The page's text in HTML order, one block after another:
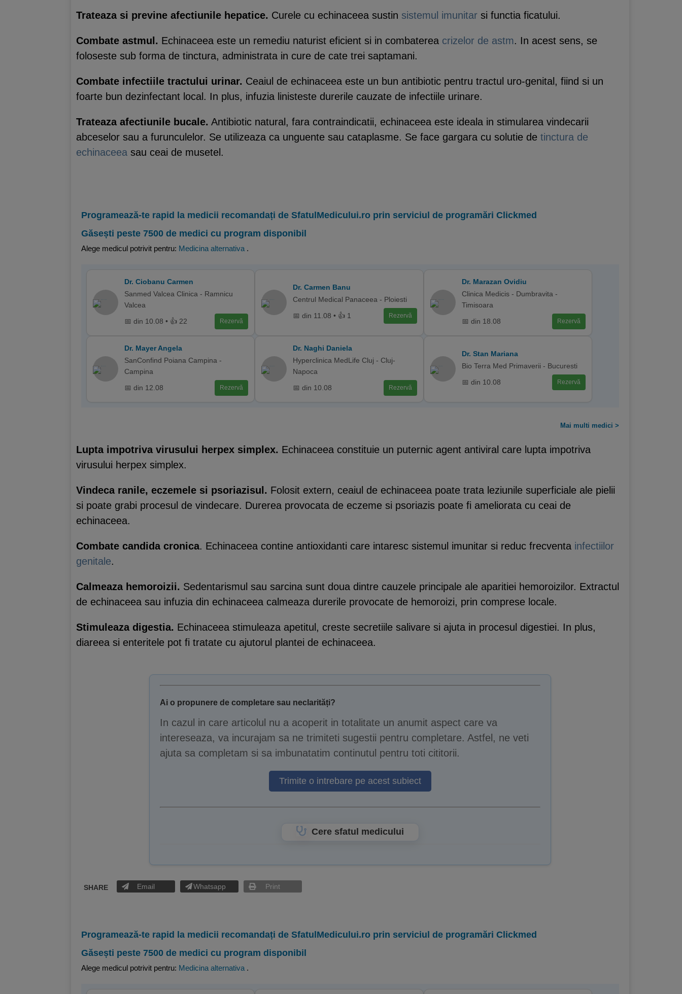
Trateaza si previne afectiunile hepatice. Curele cu echinaceea sustin sistemul imunitar si functia ficatului.
Combate astmul. Echinaceea este un remediu naturist eficient si in combaterea crizelor de astm. In acest sens, se
foloseste sub forma de tinctura, administrata in cure de cate trei saptamani.
Combate infectiile tractului urinar. Ceaiul de echinaceea este un bun antibiotic pentru tractul uro-genital, fiind si un
foarte bun dezinfectant local. In plus, infuzia linisteste durerile cauzate de infectiile urinare.
Trateaza afectiunile bucale. Antibiotic natural, fara contraindicatii, echinaceea este ideala in stimularea vindecarii
abceselor sau a furunculelor. Se utilizeaza ca unguente sau cataplasme. Se face gargara cu solutie de tinctura de
echinaceea sau ceai de musetel.
Programează-te rapid la medicii recomandați de SfatulMedicului.ro prin serviciul de programări Clickmed
Găsești peste 7500 de medici cu program disponibil
Alege medicul potrivit pentru: Medicina alternativa .
Dr. Ciobanu Carmen
Sanmed Valcea Clinica - Ramnicu
Valcea
📅 din 10.08 • 👍 22 Rezervă
Dr. Carmen Banu
Centrul Medical Panaceea - Ploiesti
📅 din 11.08 • 👍 1 Rezervă
Dr. Marazan Ovidiu
Clinica Medicis - Dumbravita -
Timisoara
📅 din 18.08 Rezervă
Dr. Mayer Angela
SanConfind Poiana Campina -
Campina
📅 din 12.08 Rezervă
Dr. Naghi Daniela
Hyperclinica MedLife Cluj - Cluj-
Napoca
📅 din 10.08 Rezervă
Dr. Stan Mariana
Bio Terra Med Primaverii - Bucuresti
📅 din 10.08 Rezervă
Mai multi medici >
Lupta impotriva virusului herpex simplex. Echinaceea constituie un puternic agent antiviral care lupta impotriva
virusului herpex simplex.
Vindeca ranile, eczemele si psoriazisul. Folosit extern, ceaiul de echinaceea poate trata leziunile superficiale ale pielii
si poate grabi procesul de vindecare. Durerea provocata de eczeme si psoriazis poate fi ameliorata cu ceai de
echinaceea.
Combate candida cronica. Echinaceea contine antioxidanti care intaresc sistemul imunitar si reduc frecventa infectiilor
genitale.
Calmeaza hemoroizii. Sedentarismul sau sarcina sunt doua dintre cauzele principale ale aparitiei hemoroizilor. Extractul
de echinaceea sau infuzia din echinaceea calmeaza durerile provocate de hemoroizi, prin comprese locale.
Stimuleaza digestia. Echinaceea stimuleaza apetitul, creste secretiile salivare si ajuta in procesul digestiei. In plus,
diareea si enteritele pot fi tratate cu ajutorul plantei de echinaceea.
Ai o propunere de completare sau neclarități?
In cazul in care articolul nu a acoperit in totalitate un anumit aspect care va
intereseaza, va incurajam sa ne trimiteti sugestii pentru completare. Astfel, ne veti
ajuta sa completam si sa imbunatatim continutul pentru toti cititorii.
Trimite o intrebare pe acest subiect
Cere sfatul medicului
SHARE Email Whatsapp Print
Programează-te rapid la medicii recomandați de SfatulMedicului.ro prin serviciul de programări Clickmed
Găsești peste 7500 de medici cu program disponibil
Alege medicul potrivit pentru: Medicina alternativa .